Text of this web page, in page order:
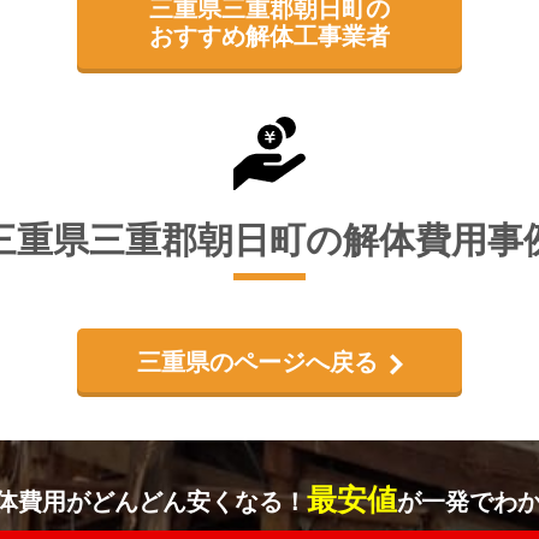
おすすめ解体工事業者
重県三重郡朝日町の解体費用事
三重県のページへ戻る
費用がどんどん安くなる！最安値が一発でわ